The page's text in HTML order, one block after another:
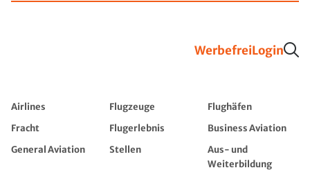
WerbefreiLogin
Airlines Flugzeuge
Flughäfen
Fracht
Flugerlebnis
Business Aviation
General Aviation
Stellen
Aus- und
Weiterbildung